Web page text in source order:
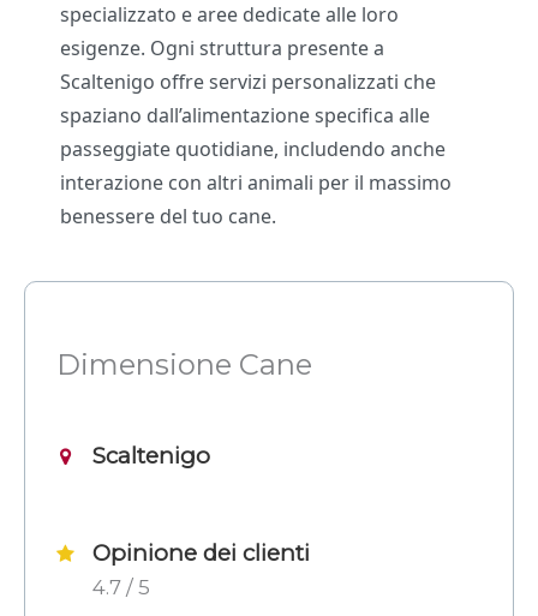
specializzato e aree dedicate alle loro
esigenze. Ogni struttura presente a
Scaltenigo offre servizi personalizzati che
spaziano dall’alimentazione specifica alle
passeggiate quotidiane, includendo anche
interazione con altri animali per il massimo
benessere del tuo cane.
Dimensione Cane
Scaltenigo
Opinione dei clienti
4.7 / 5